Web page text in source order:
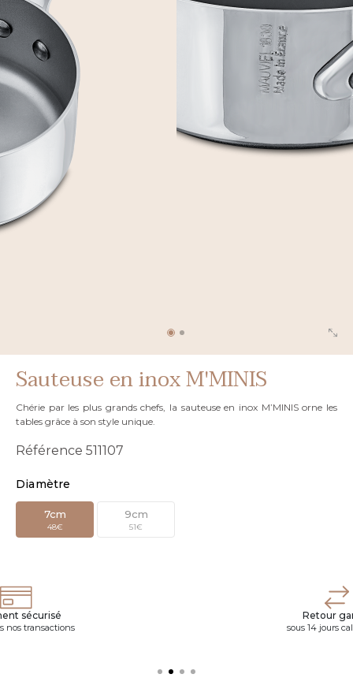
Sauteuse en inox M'MINIS
Chérie par les plus grands chefs, la sauteuse en inox M’MINIS orne les
tables grâce à son style unique.
Référence 511107
Diamètre
7cm
48€
9cm
51€
sécurisé
nos transactions
Retour
sous 14 jours